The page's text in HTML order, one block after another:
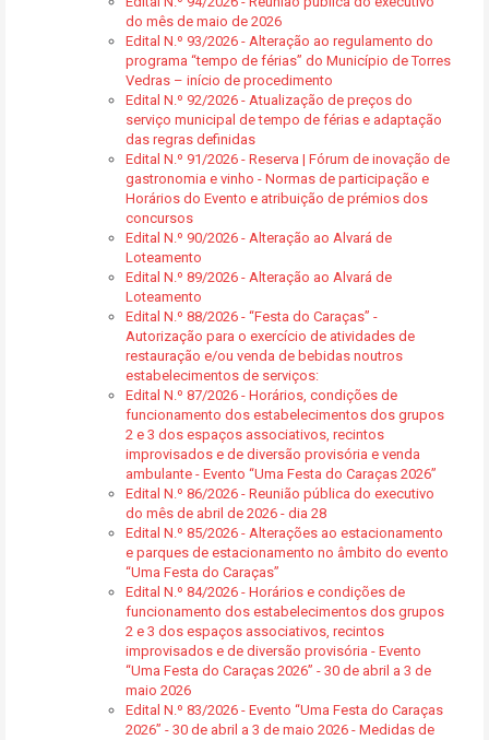
do mês de maio de 2026
Edital N.º 93/2026 - Alteração ao regulamento do
programa “tempo de férias” do Município de Torres
Vedras – início de procedimento
Edital N.º 92/2026 - Atualização de preços do
serviço municipal de tempo de férias e adaptação
das regras definidas
Edital N.º 91/2026 - Reserva | Fórum de inovação de
gastronomia e vinho - Normas de participação e
Horários do Evento e atribuição de prémios dos
concursos
Edital N.º 90/2026 - Alteração ao Alvará de
Loteamento
Edital N.º 89/2026 - Alteração ao Alvará de
Loteamento
Edital N.º 88/2026 - “Festa do Caraças” -
Autorização para o exercício de atividades de
restauração e/ou venda de bebidas noutros
estabelecimentos de serviços:
Edital N.º 87/2026 - Horários, condições de
funcionamento dos estabelecimentos dos grupos
2 e 3 dos espaços associativos, recintos
improvisados e de diversão provisória e venda
ambulante - Evento “Uma Festa do Caraças 2026”
Edital N.º 86/2026 - Reunião pública do executivo
do mês de abril de 2026 - dia 28
Edital N.º 85/2026 - Alterações ao estacionamento
e parques de estacionamento no âmbito do evento
“Uma Festa do Caraças”
Edital N.º 84/2026 - Horários e condições de
funcionamento dos estabelecimentos dos grupos
2 e 3 dos espaços associativos, recintos
improvisados e de diversão provisória - Evento
“Uma Festa do Caraças 2026” - 30 de abril a 3 de
maio 2026
Edital N.º 83/2026 - Evento “Uma Festa do Caraças
2026” - 30 de abril a 3 de maio 2026 - Medidas de